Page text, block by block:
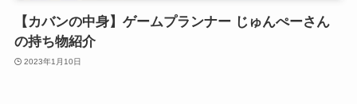
【カバンの中身】ゲームプランナー じゅんぺーさん
の持ち物紹介
2023年1月10日